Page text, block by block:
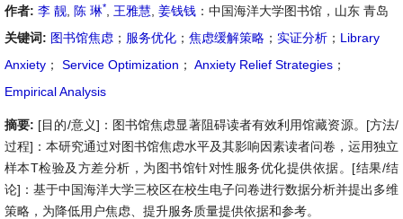
作者: 李 靓 陈 琳* 王雅慧 姜钱钱 ：中国海洋大学图书馆，山东 青岛
关键词: 图书馆焦虑 ； 服务优化 ； 焦虑缓解策略 ； 实证分析 ； Library
Anxiety ； Service Optimization ； Anxiety Relief Strategies ；
Empirical Analysis
摘要: [目的/意义]：图书馆焦虑显著阻碍读者有效利用馆藏资源。[方法/
过程]：本研究通过对图书馆焦虑水平及其影响因素读者问卷，运用独立
样本T检验及方差分析，为图书馆针对性服务优化提供依据。[结果/结
论]：基于中国海洋大学三校区在校生电子问卷进行数据分析并提出多维
策略，为降低用户焦虑、提升服务质量提供依据和参考。